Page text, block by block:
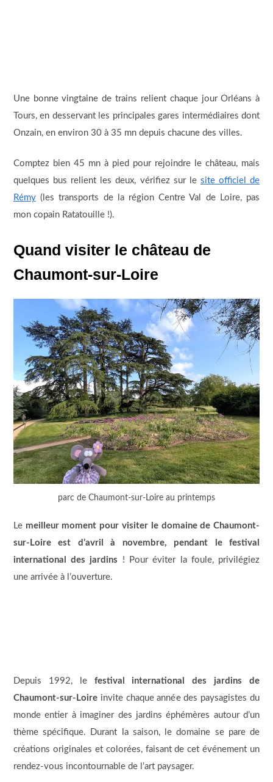
Une bonne vingtaine de trains relient chaque jour Orléans à
Tours, en desservant les principales gares intermédiaires dont
Onzain, en environ 30 à 35 mn depuis chacune des villes.
Comptez bien 45 mn à pied pour rejoindre le château, mais
quelques bus relient les deux, vérifiez sur le site officiel de
Rémy(les transports de la région Centre Val de Loire, pas
mon copain Ratatouille !).
Quand visiter le château de
Chaumont-sur-Loire
parc de Chaumont-sur-Loire au printemps
Le meilleur moment pour visiter le domaine de Chaumont-
sur-Loire est d’avril à novembre, pendant le festival
international des jardins ! Pour éviter la foule, privilégiez
une arrivée à l’ouverture.
Depuis 1992, le festival international des jardins de
Chaumont-sur-Loireinvite chaque année des paysagistes du
monde entier à imaginer des jardins éphémères autour d’un
thème spécifique. Durant la saison, le domaine se pare de
créations originales et colorées, faisant de cet événement un
rendez-vous incontournable de l’art paysager.